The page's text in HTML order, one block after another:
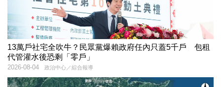
13萬戶社宅全吹牛？民眾黨爆賴政府任內只蓋5千戶 包租
代管灌水後恐剩「零戶」
政治中心／綜合報導
2026-08-04